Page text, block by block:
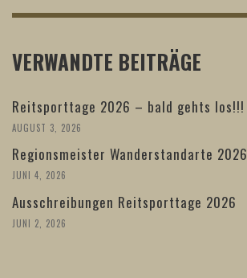
VERWANDTE BEITRÄGE
Reitsporttage 2026 – bald gehts los!!!
AUGUST 3, 2026
Regionsmeister Wanderstandarte 2026
JUNI 4, 2026
Ausschreibungen Reitsporttage 2026
JUNI 2, 2026